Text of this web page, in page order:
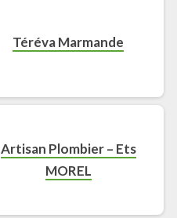
Téréva Marmande
Artisan Plombier – Ets
MOREL